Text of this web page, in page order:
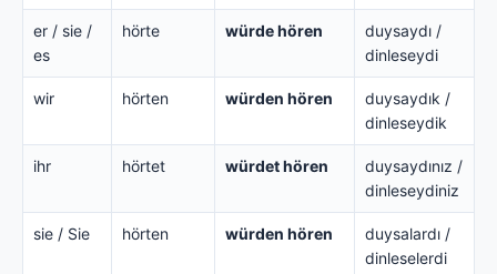
er / sie /
es
hörte würde hören
duysaydı /
dinleseydi
wir hörten würden hören
duysaydık /
dinleseydik
ihr hörtet würdet hören
duysaydınız /
dinleseydiniz
sie / Sie hörten würden hören
duysalardı /
dinleselerdi